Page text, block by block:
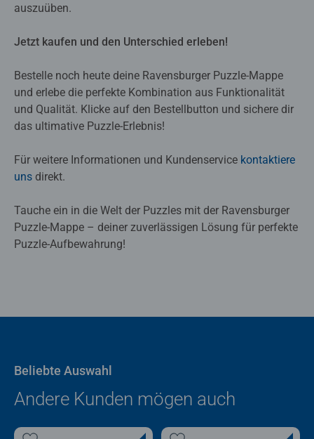
auszuüben.
Jetzt kaufen und den Unterschied erleben!
Bestelle noch heute deine Ravensburger Puzzle-Mappe
und erlebe die perfekte Kombination aus Funktionalität
und Qualität. Klicke auf den Bestellbutton und sichere dir
das ultimative Puzzle-Erlebnis!
Für weitere Informationen und Kundenservice kontaktiere
uns direkt.
Tauche ein in die Welt der Puzzles mit der Ravensburger
Puzzle-Mappe – deiner zuverlässigen Lösung für perfekte
Puzzle-Aufbewahrung!
Beliebte Auswahl
Andere Kunden mögen auch